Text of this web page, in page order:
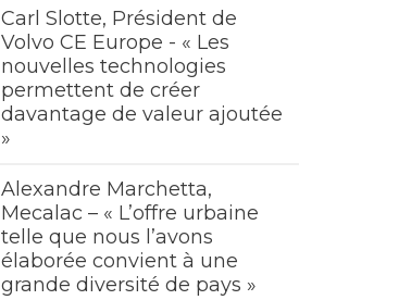
Carl Slotte, Président de
Volvo CE Europe - « Les
nouvelles technologies
permettent de créer
davantage de valeur ajoutée
»
Alexandre Marchetta,
Mecalac – « L’offre urbaine
telle que nous l’avons
élaborée convient à une
grande diversité de pays »